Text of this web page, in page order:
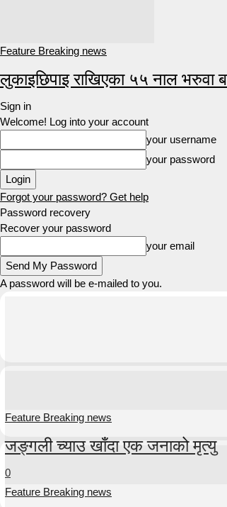
Feature Breaking news
लुकाइछिपाइ राखिएका ५५ नाल भरुवा
Sign in
Welcome! Log into your account
your username
your password
Forgot your password? Get help
Password recovery
Recover your password
your email
A password will be e-mailed to you.
Feature Breaking news
जङ्गली च्याउ खाँदा एक जनाको मृत्यु
0
Feature Breaking news